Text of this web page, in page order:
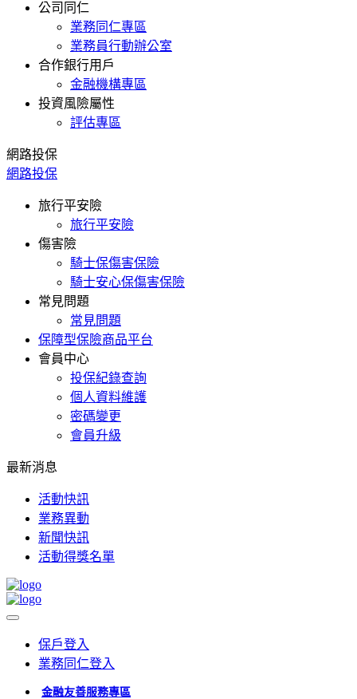
公司同仁
業務同仁專區
業務員行動辦公室
合作銀行用戶
金融機構專區
投資風險屬性
評估專區
網路投保
網路投保
旅行平安險
旅行平安險
傷害險
騎士保傷害保險
騎士安心保傷害保險
常見問題
常見問題
保障型保險商品平台
會員中心
投保紀錄查詢
個人資料維護
密碼變更
會員升級
最新消息
活動快訊
業務異動
新聞快訊
活動得獎名單
保戶登入
業務同仁登入
金融友善服務專區